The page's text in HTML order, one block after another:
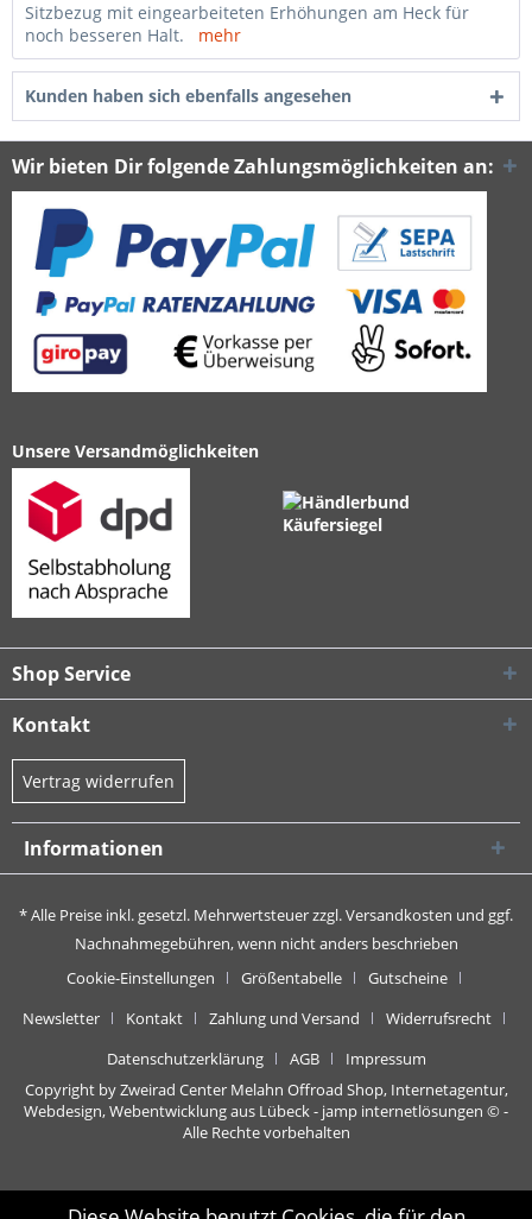
Sitzbezug mit eingearbeiteten Erhöhungen am Heck für
noch besseren Halt. mehr
Kunden haben sich ebenfalls angesehen
Wir bieten Dir folgende Zahlungsmöglichkeiten an:
Unsere Versandmöglichkeiten
Shop Service
Kontakt
Vertrag widerrufen
Informationen
* Alle Preise inkl. gesetzl. Mehrwertsteuer zzgl.Versandkosten und ggf.
Nachnahmegebühren, wenn nicht anders beschrieben
Cookie-Einstellungen
Größentabelle
Gutscheine
Newsletter
Kontakt Zahlung und Versand
Widerrufsrecht
Datenschutzerklärung
AGB
Impressum
Copyright by Zweirad Center Melahn Offroad Shop, Internetagentur,
Webdesign, Webentwicklung aus Lübeck - jamp internetlösungen © -
Alle Rechte vorbehalten